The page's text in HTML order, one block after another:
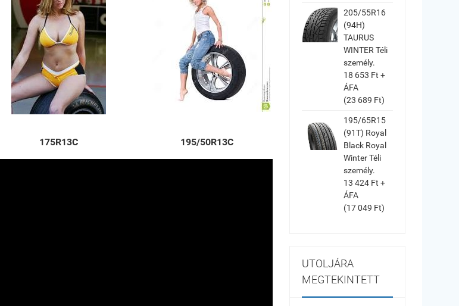
175R13C 195/50R13C
205/55R16
(94H)
TAURUS
WINTER Téli
személy.
18 653 Ft +
ÁFA
(23 689 Ft)
195/65R15
(91T) Royal
Black Royal
Winter Téli
személy.
13 424 Ft +
ÁFA
(17 049 Ft)
UTOLJÁRA
MEGTEKINTETT